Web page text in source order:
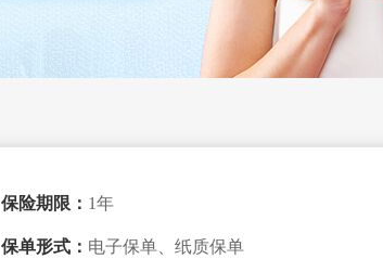
保险期限： 1年
保单形式： 电子保单、纸质保单